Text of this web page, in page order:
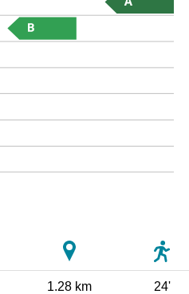
1.28 km 24'